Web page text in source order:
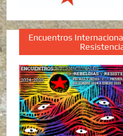
Encuentros